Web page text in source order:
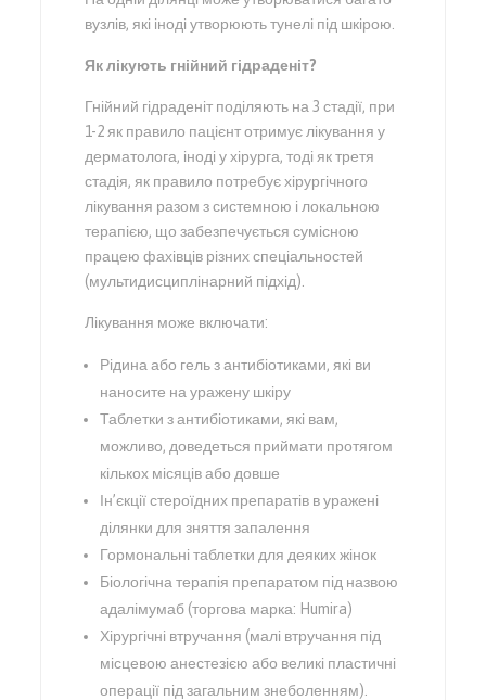
вузлів, які іноді утворюють тунелі під шкірою.
Як лікують гнійний гідраденіт?
Гнійний гідраденіт поділяють на 3 стадії, при
1-2 як правило пацієнт отримує лікування у
дерматолога, іноді у хірурга, тоді як третя
стадія, як правило потребує хірургічного
лікування разом з системною і локальною
терапією, що забезпечується сумісною
працею фахівців різних спеціальностей
(мультидисциплінарний підхід).
Лікування може включати:
Рідина або гель з антибіотиками, які ви
наносите на уражену шкіру
Таблетки з антибіотиками, які вам,
можливо, доведеться приймати протягом
кількох місяців або довше
Ін’єкції стероїдних препаратів в уражені
ділянки для зняття запалення
Гормональні таблетки для деяких жінок
Біологічна терапія препаратом під назвою
адалімумаб (торгова марка: Humira)
Хірургічні втручання (малі втручання під
місцевою анестезією або великі пластичні
операції під загальним знеболенням).